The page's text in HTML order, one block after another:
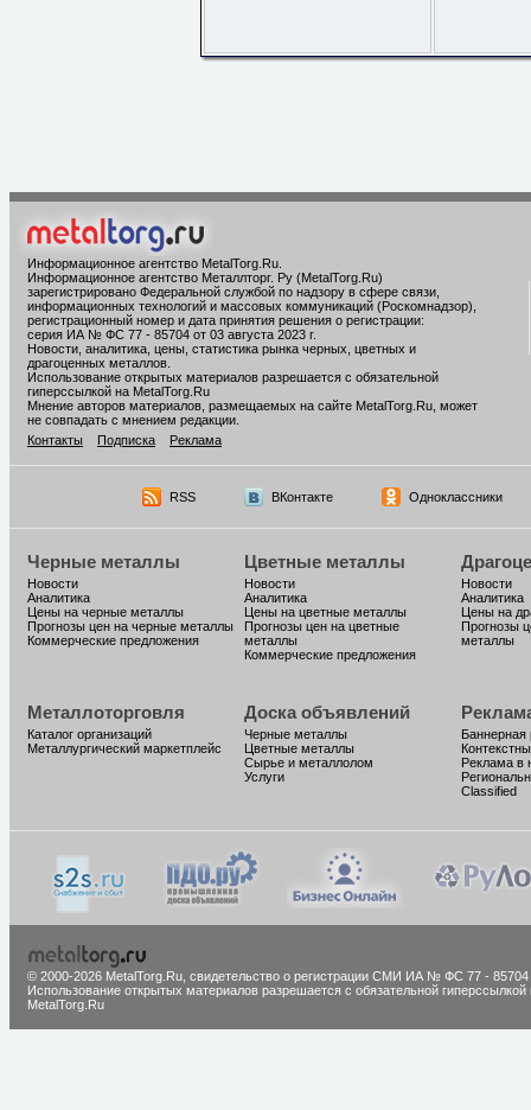
Информационное агентство MetalTorg.Ru
Информационное агентство Металлторг. Ру (MetalTorg.Ru)
зарегистрировано Федеральной службой по надзору в сфере связи,
информационных технологий и массовых коммуникаций (Роскомнадзор),
регистрационный номер и дата принятия решения о регистрации:
серия ИА № ФС 77 - 85704 от 03 августа 2023 г.
Новости, аналитика, цены, статистика рынка черных, цветных и
драгоценных металлов.
Использование открытых материалов разрешается с обязательной
гиперссылкой на MetalTorg.Ru
Мнение авторов материалов, размещаемых на сайте MetalTorg.Ru, может
не совпадать с мнением редакции.
Контакты
Подписка Реклама
RSS ВКонтакте Одноклассники
Черные металлы
Новости
Аналитика
Цены на черные металлы
Прогнозы цен на черные металлы
Коммерческие предложения
Цветные металлы
Новости
Аналитика
Цены на цветные металлы
Прогнозы цен на цветные
металлы
Коммерческие предложения
Новости
Аналитика
Цены на
Прогнозы
металлы
Металлоторговля
Каталог организаций
Металлургический маркетплейс
Доска объявлений
Черные металлы
Цветные металлы
Сырье и металлолом
Услуги
Баннерная
Реклама в
Classified
© 2000-2026 MetalTorg.Ru, cвидетельство о регистрации СМИ ИА № ФС 77 - 85704
Использование открытых материалов разрешается с обязательной гиперссылкой
MetalTorg.Ru